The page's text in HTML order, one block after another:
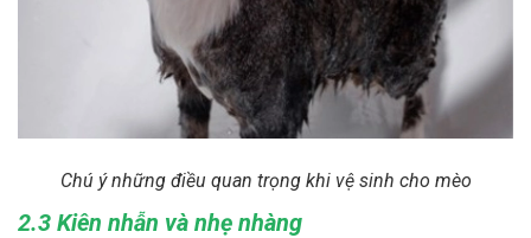
Chú ý những điều quan trọng khi vệ sinh cho mèo
2.3 Kiên nhẫn và nhẹ nhàng